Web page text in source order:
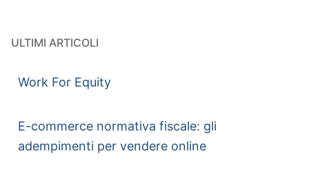
ULTIMI ARTICOLI
Work For Equity
E-commerce normativa fiscale: gli
adempimenti per vendere online